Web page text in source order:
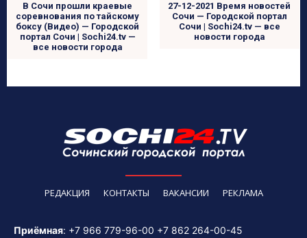
В Сочи прошли краевые
соревнования по тайскому
боксу (Видео) — Городской
портал Сочи | Sochi24.tv —
все новости города
27-12-2021 Время новостей
Сочи — Городской портал
Сочи | Sochi24.tv — все
новости города
РЕДАКЦИЯ КОНТАКТЫ ВАКАНСИИ РЕКЛАМА
Приёмная: +7 966 779-96-00 +7 862 264-00-45